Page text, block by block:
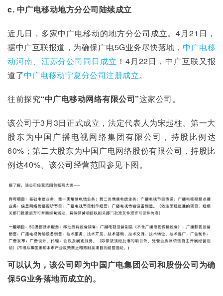
c. 中广电移动地方分公司陆续成立
近几日，多家中广电移动的地方分公司成立。4月21日，
据中广互联报道，为确保广电5G业务尽快落地， 中广电移
动河南、江苏分公司同日成立 ！4月22日，中广互联又报
道了中广电移动宁夏分公司注册成立。
往前探究“中广电移动网络有限公司”这家公司。
该公司于3月3日正式成立，法定代表人为宋起柱。第一大
股东为中国广播电视网络集团有限公司，持股比例达
60%；第二大股东为中国广电网络股份有限公司，持股比
例达40%。该公司经营范围参见下图。
可以认为，该公司即为中国广电集团公司和股份公司为确
保5G业务落地而成立的。